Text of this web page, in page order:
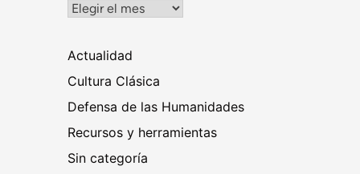
Actualidad
Cultura Clásica
Defensa de las Humanidades
Recursos y herramientas
Sin categoría